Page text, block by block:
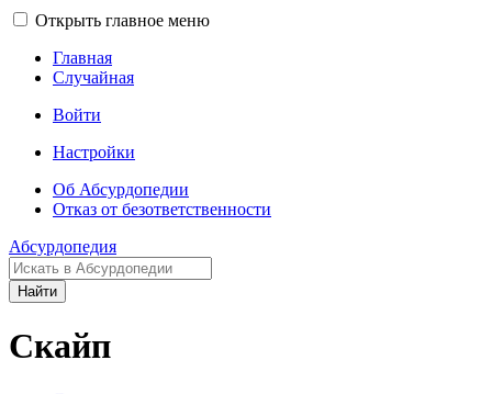
Открыть главное меню
Главная
Случайная
Войти
Настройки
Об Абсурдопедии
Отказ от безответственности
Абсурдопедия
Найти
Скайп